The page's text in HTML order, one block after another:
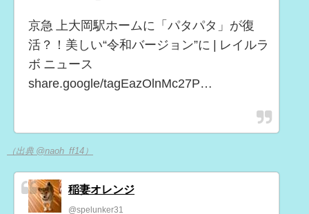
京急 上大岡駅ホームに「パタパタ」が復
活？！美しい“令和バージョン”に | レイルラ
ボ ニュース
share.google/tagEazOlnMc27P…
（出典 @naoh_ff14）
稲妻オレンジ
@spelunker31